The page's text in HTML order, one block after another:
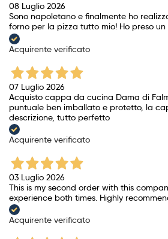
08 Luglio 2026
Sono napoletano e finalmente ho
forno per la pizza tutto mio! Ho preso
Acquirente verificato
07 Luglio 2026
Acquisto cappa da cucina Dama di
puntuale ben imballato e protetto, la
descrizione, tutto perfetto
Acquirente verificato
03 Luglio 2026
This is my second order with this
experience both times. Highly
Acquirente verificato